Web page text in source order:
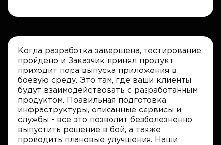
Когда разработка завершена, тестирование
пройдено и Заказчик принял продукт
приходит пора выпуска приложения в
боевую среду. Это там, где ваши клиенты
будут взаимодействовать с разработанным
продуктом. Правильная подготовка
инфраструктуры, описанные сервисы и
службы - все это позволит безболезненно
выпустить решение в бой, а также
проводить плановые улучшения. Наши